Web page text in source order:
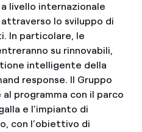
livello internazionale
lo sviluppo di
In particolare, le
su rinnovabili,
intelligente della
response. Il Gruppo
programma con il parco
e l’impianto di
con l’obiettivo di